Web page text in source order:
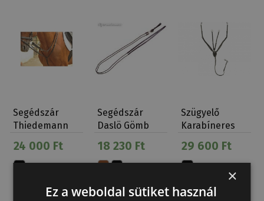
Segédszár
Thiedemann
24 000 Ft
Segédszár
Daslö Gömb
18 230 Ft
Szügyelő
Karabíneres
29 600 Ft
×
Ez a weboldal sütiket használ